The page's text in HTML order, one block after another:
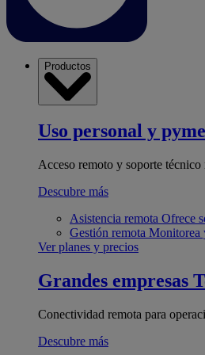
Productos
Uso personal y
Acceso remoto y soporte técnico
Descubre más
Asistencia remota Ofrece
Gestión remota Monitorea
Ver planes y precios
Grandes empresas
Conectividad remota para
Descubre más